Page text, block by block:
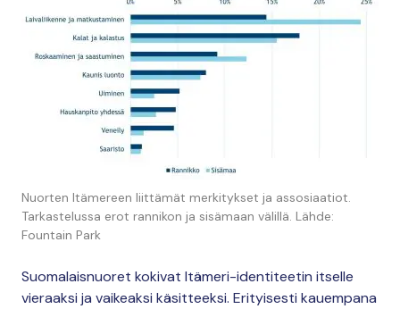
Nuorten Itämereen liittämät merkitykset ja assosiaatiot.
Tarkastelussa erot rannikon ja sisämaan välillä. Lähde:
Fountain Park
Suomalaisnuoret kokivat Itämeri-identiteetin itselle
vieraaksi ja vaikeaksi käsitteeksi. Erityisesti kauempana